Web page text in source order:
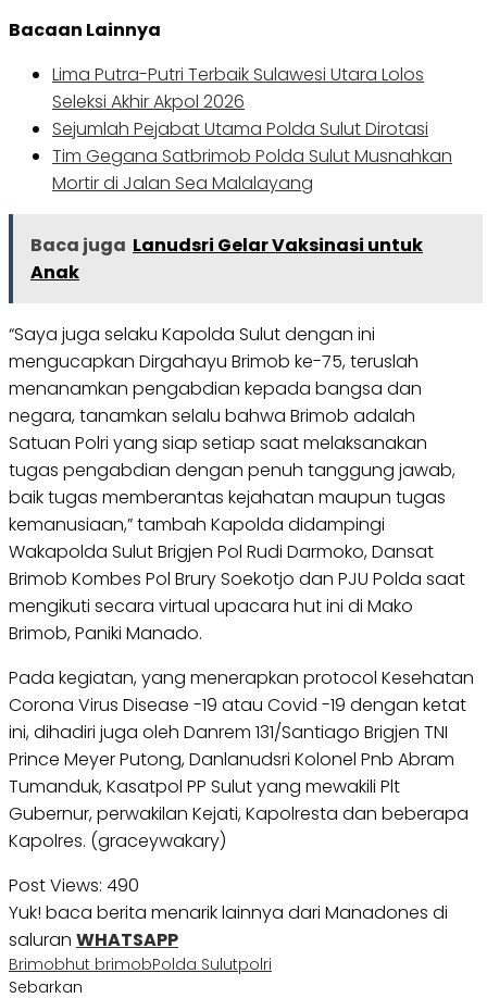
Bacaan Lainnya
Lima Putra-Putri Terbaik Sulawesi Utara Lolos
Seleksi Akhir Akpol 2026
Sejumlah Pejabat Utama Polda Sulut Dirotasi
Tim Gegana Satbrimob Polda Sulut Musnahkan
Mortir di Jalan Sea Malalayang
Baca juga Lanudsri Gelar Vaksinasi untuk
Anak
“Saya juga selaku Kapolda Sulut dengan ini
mengucapkan Dirgahayu Brimob ke-75, teruslah
menanamkan pengabdian kepada bangsa dan
negara, tanamkan selalu bahwa Brimob adalah
Satuan Polri yang siap setiap saat melaksanakan
tugas pengabdian dengan penuh tanggung jawab,
baik tugas memberantas kejahatan maupun tugas
kemanusiaan,” tambah Kapolda didampingi
Wakapolda Sulut Brigjen Pol Rudi Darmoko, Dansat
Brimob Kombes Pol Brury Soekotjo dan PJU Polda saat
mengikuti secara virtual upacara hut ini di Mako
Brimob, Paniki Manado.
Pada kegiatan, yang menerapkan protocol Kesehatan
Corona Virus Disease -19 atau Covid -19 dengan ketat
ini, dihadiri juga oleh Danrem 131/Santiago Brigjen TNI
Prince Meyer Putong, Danlanudsri Kolonel Pnb Abram
Tumanduk, Kasatpol PP Sulut yang mewakili Plt
Gubernur, perwakilan Kejati, Kapolresta dan beberapa
Kapolres. (graceywakary)
Post Views: 490
Yuk! baca berita menarik lainnya dari Manadones di
saluran WHATSAPP
Brimobhut brimobPolda Sulutpolri
Sebarkan